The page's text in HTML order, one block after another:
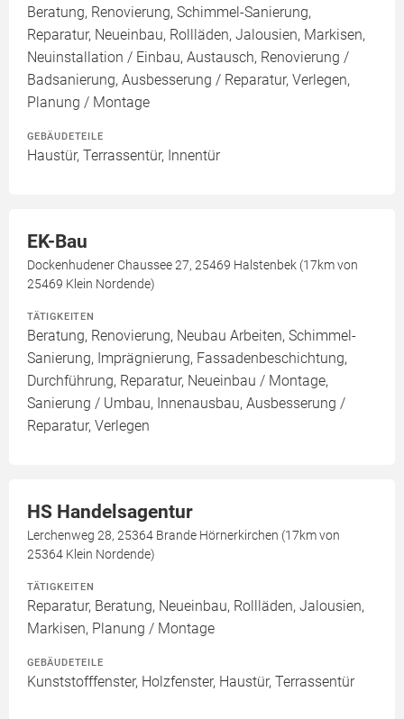
Beratung, Renovierung, Schimmel-Sanierung,
Reparatur, Neueinbau, Rollläden, Jalousien, Markisen,
Neuinstallation / Einbau, Austausch, Renovierung /
Badsanierung, Ausbesserung / Reparatur, Verlegen,
Planung / Montage
GEBÄUDETEILE
Haustür, Terrassentür, Innentür
EK-Bau
Dockenhudener Chaussee 27, 25469 Halstenbek (17km von
25469 Klein Nordende)
TÄTIGKEITEN
Beratung, Renovierung, Neubau Arbeiten, Schimmel-
Sanierung, Imprägnierung, Fassadenbeschichtung,
Durchführung, Reparatur, Neueinbau / Montage,
Sanierung / Umbau, Innenausbau, Ausbesserung /
Reparatur, Verlegen
HS Handelsagentur
Lerchenweg 28, 25364 Brande Hörnerkirchen (17km von
25364 Klein Nordende)
TÄTIGKEITEN
Reparatur, Beratung, Neueinbau, Rollläden, Jalousien,
Markisen, Planung / Montage
GEBÄUDETEILE
Kunststofffenster, Holzfenster, Haustür, Terrassentür